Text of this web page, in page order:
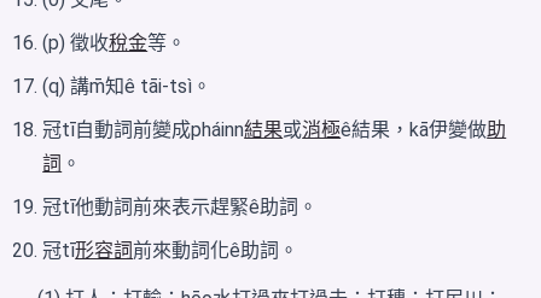
(p) 徵收稅金等。
(q) 講m̄知ê tāi-tsì。
冠tī自動詞前變成pháinn結果或消極ê結果，kā伊變做助
詞 。
冠tī他動詞前來表示趕緊ê助詞。
冠tī形容詞前來動詞化ê助詞。